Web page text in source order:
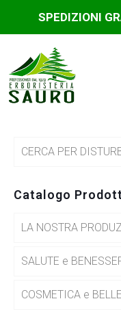
SPEDIZIONI
CERCA PER
Catalogo
LA NOSTRA
SALUTE e
COSMETICA e